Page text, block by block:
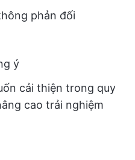
phản đối
ý
cải thiện trong quy
cao trải nghiệm